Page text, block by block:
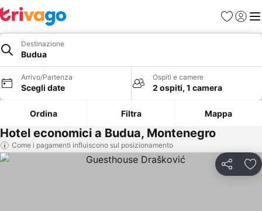
PreferitiAccedi
Destinazione
Budua
Arrivo/Partenza
Scegli date
Ospiti e camere
2 ospiti, 1 camera
Ordina Filtra Mappa
Hotel economici a Budua, Montenegro
Come i pagamenti influiscono sul posizionamento
Condividi